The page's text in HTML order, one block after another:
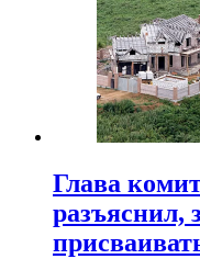
Глава
разъяснил,